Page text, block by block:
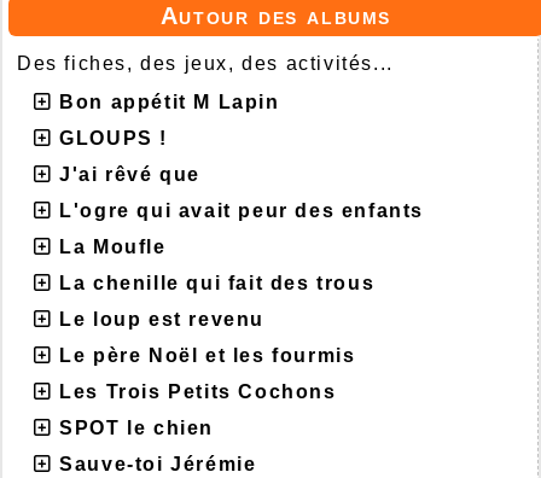
Autour des albums
Des fiches, des jeux, des activités...
Bon appétit M Lapin
GLOUPS !
J'ai rêvé que
L'ogre qui avait peur des enfants
La Moufle
La chenille qui fait des trous
Le loup est revenu
Le père Noël et les fourmis
Les Trois Petits Cochons
SPOT le chien
Sauve-toi Jérémie